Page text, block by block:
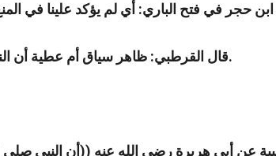
قال القرطبي: ظاهر سياق أم عطية أن النهي نهي تنزيه، لا نهي تحريم، وبه قال جمهور أهل العلم، ومال الإمام مالك إلى الجواز.
عن أبي هريرة رضي الله عنه ((أن النبي